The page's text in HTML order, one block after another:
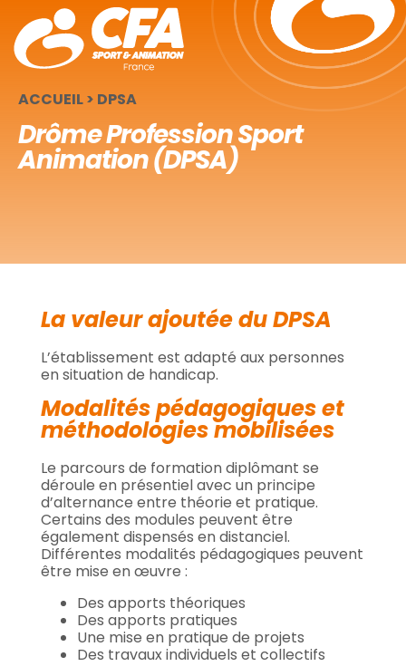
ACCUEIL> DPSA
Drôme Profession Sport
Animation (DPSA)
La valeur ajoutée du DPSA
L’établissement est adapté aux personnes
en situation de handicap.
Modalités pédagogiques et
méthodologies mobilisées
Le parcours de formation diplômant se
déroule en présentiel avec un principe
d’alternance entre théorie et pratique.
Certains des modules peuvent être
également dispensés en distanciel.
Différentes modalités pédagogiques peuvent
être mise en œuvre :
Des apports théoriques
Des apports pratiques
Une mise en pratique de projets
Des travaux individuels et collectifs
Panneau de gestion des cookies